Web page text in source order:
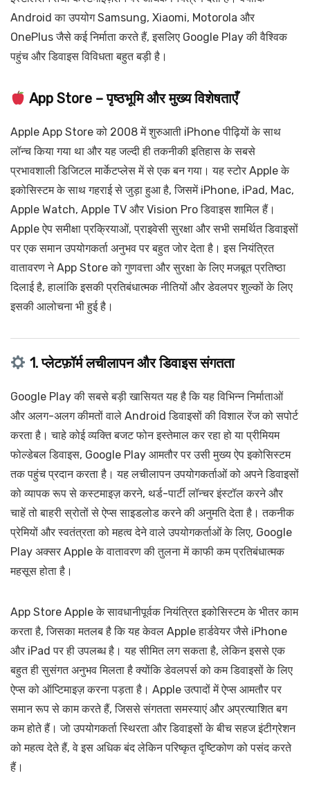
Android का उपयोग Samsung, Xiaomi, Motorola और
OnePlus जैसे कई निर्माता करते हैं, इसलिए Google Play की वैश्विक
पहुंच और डिवाइस विविधता बहुत बड़ी है।
App Store – पृष्ठभूमि और मुख्य विशेषताएँ
Apple App Store को 2008 में शुरुआती iPhone पीढ़ियों के साथ
लॉन्च किया गया था और यह जल्दी ही तकनीकी इतिहास के सबसे
प्रभावशाली डिजिटल मार्केटप्लेस में से एक बन गया। यह स्टोर Apple के
इकोसिस्टम के साथ गहराई से जुड़ा हुआ है, जिसमें iPhone, iPad, Mac,
Apple Watch, Apple TV और Vision Pro डिवाइस शामिल हैं।
Apple ऐप समीक्षा प्रक्रियाओं, प्राइवेसी सुरक्षा और सभी समर्थित डिवाइसों
पर एक समान उपयोगकर्ता अनुभव पर बहुत जोर देता है। इस नियंत्रित
वातावरण ने App Store को गुणवत्ता और सुरक्षा के लिए मजबूत प्रतिष्ठा
दिलाई है, हालांकि इसकी प्रतिबंधात्मक नीतियों और डेवलपर शुल्कों के लिए
इसकी आलोचना भी हुई है।
1. प्लेटफ़ॉर्म लचीलापन और डिवाइस संगतता
Google Play की सबसे बड़ी खासियत यह है कि यह विभिन्न निर्माताओं
और अलग-अलग कीमतों वाले Android डिवाइसों की विशाल रेंज को सपोर्ट
करता है। चाहे कोई व्यक्ति बजट फोन इस्तेमाल कर रहा हो या प्रीमियम
फोल्डेबल डिवाइस, Google Play आमतौर पर उसी मुख्य ऐप इकोसिस्टम
तक पहुंच प्रदान करता है। यह लचीलापन उपयोगकर्ताओं को अपने डिवाइसों
को व्यापक रूप से कस्टमाइज़ करने, थर्ड-पार्टी लॉन्चर इंस्टॉल करने और
चाहें तो बाहरी स्रोतों से ऐप्स साइडलोड करने की अनुमति देता है। तकनीक
प्रेमियों और स्वतंत्रता को महत्व देने वाले उपयोगकर्ताओं के लिए, Google
Play अक्सर Apple के वातावरण की तुलना में काफी कम प्रतिबंधात्मक
महसूस होता है।
App Store Apple के सावधानीपूर्वक नियंत्रित इकोसिस्टम के भीतर काम
करता है, जिसका मतलब है कि यह केवल Apple हार्डवेयर जैसे iPhone
और iPad पर ही उपलब्ध है। यह सीमित लग सकता है, लेकिन इससे एक
बहुत ही सुसंगत अनुभव मिलता है क्योंकि डेवलपर्स को कम डिवाइसों के लिए
ऐप्स को ऑप्टिमाइज़ करना पड़ता है। Apple उत्पादों में ऐप्स आमतौर पर
समान रूप से काम करते हैं, जिससे संगतता समस्याएं और अप्रत्याशित बग
कम होते हैं। जो उपयोगकर्ता स्थिरता और डिवाइसों के बीच सहज इंटीग्रेशन
को महत्व देते हैं, वे इस अधिक बंद लेकिन परिष्कृत दृष्टिकोण को पसंद करते
हैं।